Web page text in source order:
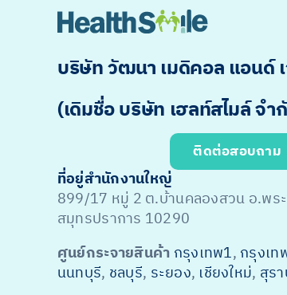
บริษัท วัฒนา เมดิคอล แอนด์
(เดิมชื่อ บริษัท เฮลท์สไมล์ จำ
ติดต่อสอบถาม
ที่อยู่สำนักงานใหญ่
899/17 หมู่ 2 ต.บ้านคลองสวน อ.พร
สมุทรปราการ 10290
ศูนย์กระจายสินค้า กรุงเทพ1, กรุงเท
นนทบุรี, ชลบุรี, ระยอง, เชียงใหม่, สุร